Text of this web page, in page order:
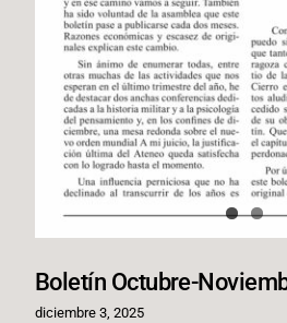
Boletín Octubre-
diciembre 3, 2025